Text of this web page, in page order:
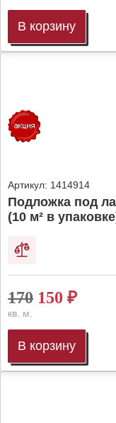
В корзину
Артикул: 1414914
Подложка под
(10 м² в
170 150 ₽
кв. м.
В корзину